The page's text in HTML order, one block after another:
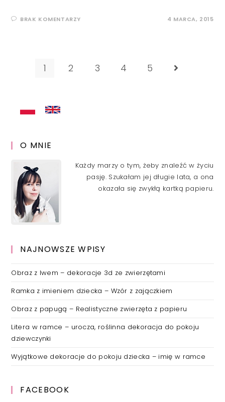
BRAK KOMENTARZY 4 MARCA, 2015
1 2 3 4 5 Go to the
O MNIE
Każdy marzy o tym, żeby znaleźć w życiu
pasję. Szukałam jej długie lata, a ona
okazała się zwykłą kartką papieru.
NAJNOWSZE WPISY
Obraz z lwem – dekoracje 3d ze zwierzętami
Ramka z imieniem dziecka – Wzór z zajączkiem
Obraz z papugą – Realistyczne zwierzęta z papieru
Litera w ramce – urocza, roślinna dekoracja do pokoju
dziewczynki
Wyjątkowe dekoracje do pokoju dziecka – imię w ramce
FACEBOOK